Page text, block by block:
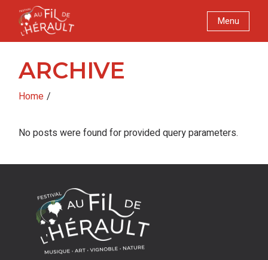
content
Menu
ARCHIVE
Home
No posts were found for provided query parameters.